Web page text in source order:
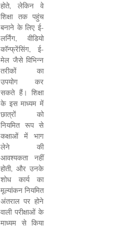
होते, लेकिन वे
शिक्षा तक पहुंच
बनाने के लिए ई-
लर्निंग, वीडियो
कॉन्फ्रेंसिंग, ई-
मेल जैसे विभिन्न
तरीकों का
उपयोग कर
सकते हैं। शिक्षा
के इस माध्यम में
छात्रों को
नियमित रूप से
कक्षाओं में भाग
लेने की
आवश्यकता नहीं
होती, और उनके
शोध कार्य का
मूल्यांकन नियमित
अंतराल पर होने
वाली परीक्षाओं के
माध्यम से किया